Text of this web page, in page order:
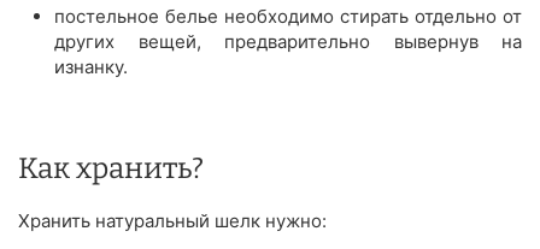
постельное белье необходимо стирать отдельно от
других вещей, предварительно вывернув на
изнанку.
Как хранить?
Хранить натуральный шелк нужно: